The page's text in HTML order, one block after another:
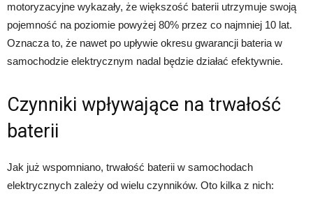
motoryzacyjne wykazały, że większość baterii utrzymuje swoją
pojemność na poziomie powyżej 80% przez co najmniej 10 lat.
Oznacza to, że nawet po upływie okresu gwarancji bateria w
samochodzie elektrycznym nadal będzie działać efektywnie.
Czynniki wpływające na trwałość
baterii
Jak już wspomniano, trwałość baterii w samochodach
elektrycznych zależy od wielu czynników. Oto kilka z nich: